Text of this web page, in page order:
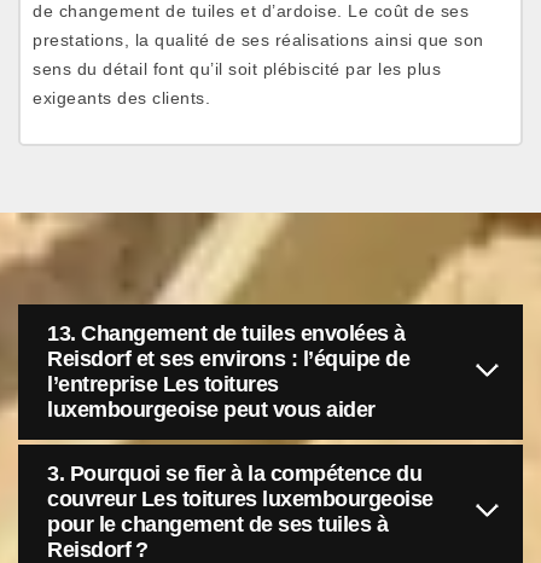
de changement de tuiles et d’ardoise. Le coût de ses
prestations, la qualité de ses réalisations ainsi que son
sens du détail font qu’il soit plébiscité par les plus
exigeants des clients.
13. Changement de tuiles envolées à
Reisdorf et ses environs : l’équipe de
l’entreprise Les toitures
luxembourgeoise peut vous aider
3. Pourquoi se fier à la compétence du
couvreur Les toitures luxembourgeoise
pour le changement de ses tuiles à
Reisdorf ?